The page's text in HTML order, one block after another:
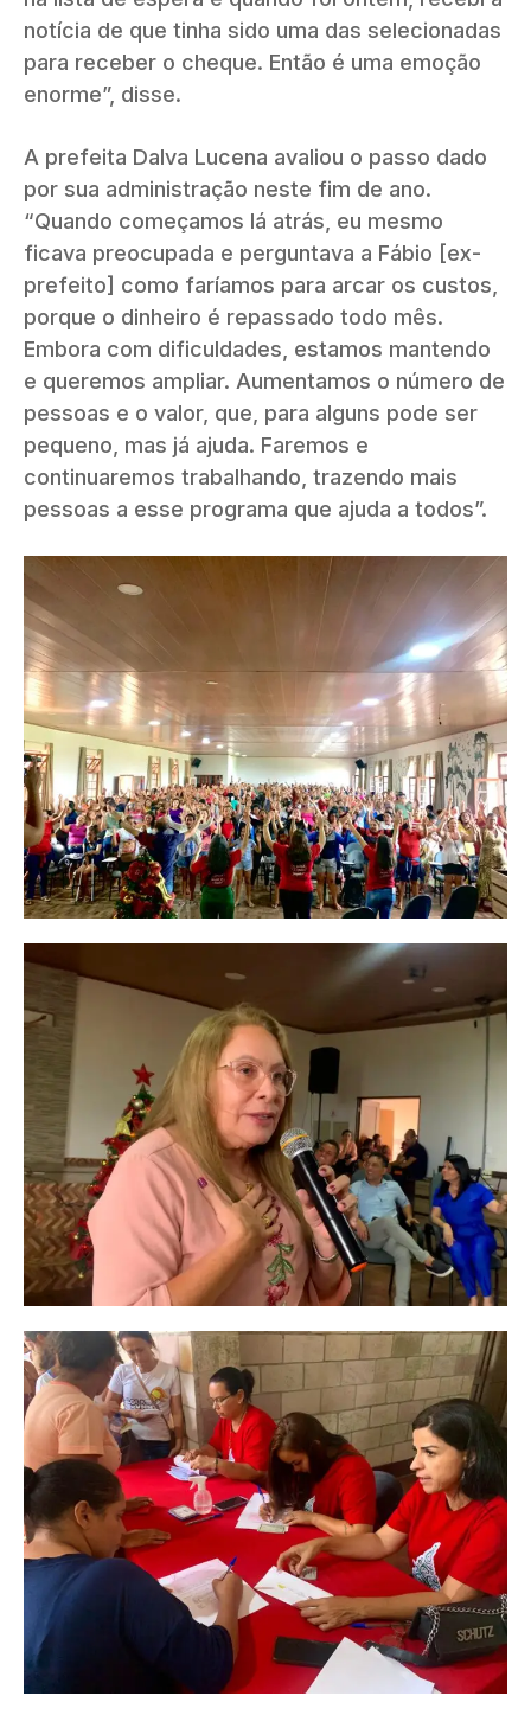
notícia de que tinha sido uma das selecionadas
para receber o cheque. Então é uma emoção
enorme”, disse.
A prefeita Dalva Lucena avaliou o passo dado
por sua administração neste fim de ano.
“Quando começamos lá atrás, eu mesmo
ficava preocupada e perguntava a Fábio [ex-
prefeito] como faríamos para arcar os custos,
porque o dinheiro é repassado todo mês.
Embora com dificuldades, estamos mantendo
e queremos ampliar. Aumentamos o número de
pessoas e o valor, que, para alguns pode ser
pequeno, mas já ajuda. Faremos e
continuaremos trabalhando, trazendo mais
pessoas a esse programa que ajuda a todos”.